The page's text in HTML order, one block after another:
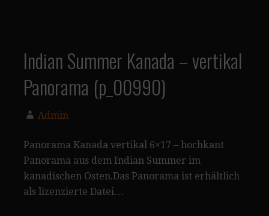
Indian Summer Kanada – vertikal
Panorama (p_00990)
Admin
Panorama Kanada vertikal 6×17 – hochkant
Panorama aus dem Indian Summer im
kanadischen Osten.Das Panorama ist erhältlich
als lizenzierte Datei…